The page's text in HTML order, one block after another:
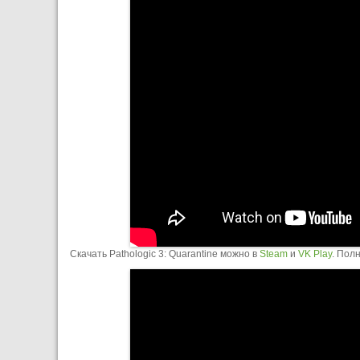
Скачать Pathologic 3: Quarantine можно в Steam и VK Play.